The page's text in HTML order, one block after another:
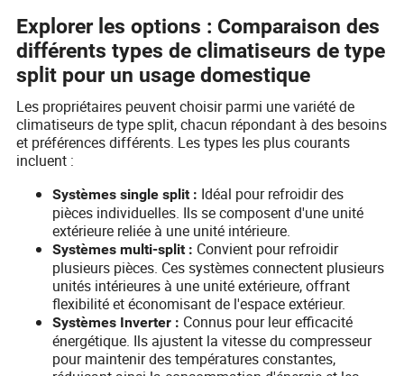
Explorer les options : Comparaison des
différents types de climatiseurs de type
split pour un usage domestique
Les propriétaires peuvent choisir parmi une variété de
climatiseurs de type split, chacun répondant à des besoins
et préférences différents. Les types les plus courants
incluent :
Systèmes single split : Idéal pour refroidir des
pièces individuelles. Ils se composent d'une unité
extérieure reliée à une unité intérieure.
Systèmes multi-split : Convient pour refroidir
plusieurs pièces. Ces systèmes connectent plusieurs
unités intérieures à une unité extérieure, offrant
flexibilité et économisant de l'espace extérieur.
Systèmes Inverter : Connus pour leur efficacité
énergétique. Ils ajustent la vitesse du compresseur
pour maintenir des températures constantes,